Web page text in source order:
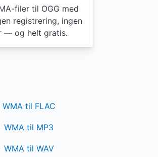
filer til OGG med
registrering, ingen
— og helt gratis.
WMA til FLAC
WMA til MP3
WMA til WAV